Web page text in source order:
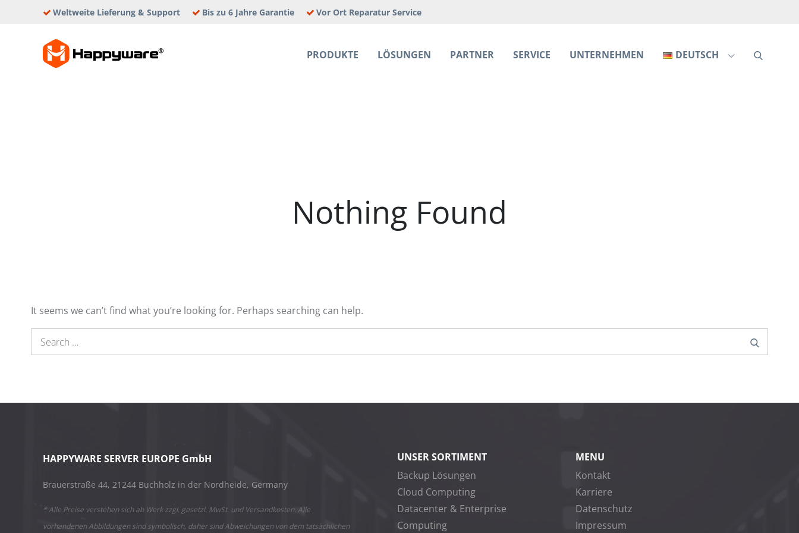
Weltweite Lieferung & Support Bis zu 6 Jahre Garantie Vor Ort Reparatur Service
HAPPYWARE JOBS
PRODUKTE LÖSUNGEN PARTNER SERVICE UNTERNEHMEN DEUTSCH
Nothing Found
It seems we can’t find what you’re looking for. Perhaps searching can help.
Search
for:
HAPPYWARE SERVER EUROPE GmbH
Brauerstraße 44, 21244 Buchholz in der Nordheide, Germany
* Alle Preise verstehen sich ab Werk zzgl. gesetzl. MwSt. und Versandkosten. Alle
vorhandenen Abbildungen sind symbolisch, daher sind Abweichungen von dem tatsächlichen
UNSER SORTIMENT
Backup Lösungen
Cloud Computing
Datacenter & Enterprise
Computing
MENU
Kontakt
Karriere
Datenschutz
Impressum